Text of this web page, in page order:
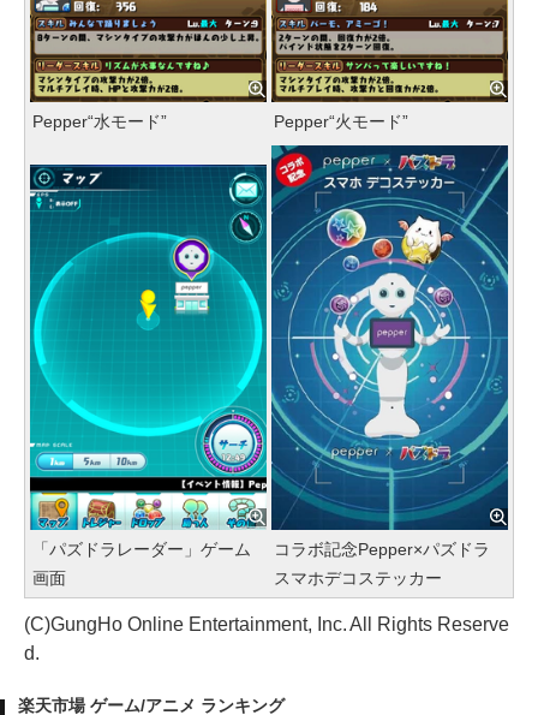
Pepper“水モード” Pepper“火モード”
「パズドラレーダー」ゲーム
画面
コラボ記念Pepper×パズドラ
スマホデコステッカー
(C)GungHo Online Entertainment, Inc. All Rights Reserve
d.
楽天市場 ゲーム/アニメ ランキング